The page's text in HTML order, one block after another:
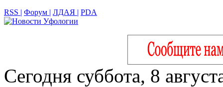
RSS | Форум | ЛДАЯ | PDA
Сегодня суббота, 8